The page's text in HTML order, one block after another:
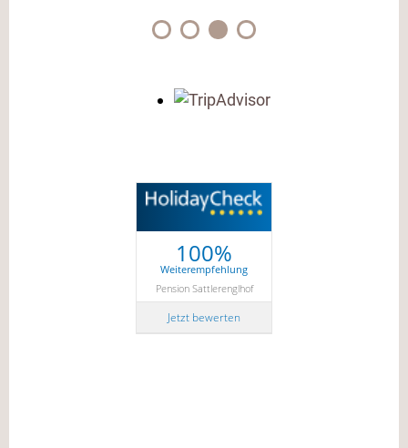
100%
Weiterempfehlung
Pension Sattlerenglhof
Jetzt bewerten